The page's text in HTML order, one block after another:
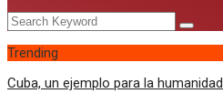
Trending
Cuba, un ejemplo para la humanidad